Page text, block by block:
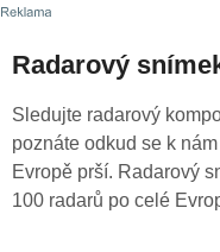
Radarový
Sledujte radarový
poznáte odkud se k
Evropě prší. Radarový
100 radarů po celé